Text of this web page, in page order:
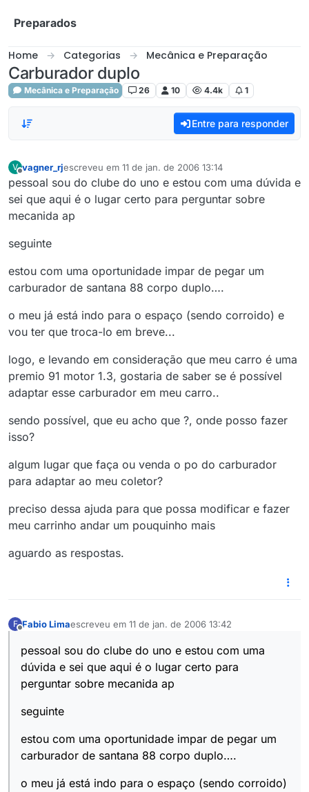
Preparados
Home Categorias Mecânica e Preparação
Carburador duplo
Mecânica e Preparação 26 10 4.4k 1
Entre para responder
V
Offline
vagner_rjescreveu em 11 de jan. de 2006 13:14
última edição por
pessoal sou do clube do uno e estou com uma dúvida e
sei que aqui é o lugar certo para perguntar sobre
mecanida ap
seguinte
estou com uma oportunidade impar de pegar um
carburador de santana 88 corpo duplo….
o meu já está indo para o espaço (sendo corroido) e
vou ter que troca-lo em breve...
logo, e levando em consideração que meu carro é uma
premio 91 motor 1.3, gostaria de saber se é possível
adaptar esse carburador em meu carro..
sendo possível, que eu acho que ?, onde posso fazer
isso?
algum lugar que faça ou venda o po do carburador
para adaptar ao meu coletor?
preciso dessa ajuda para que possa modificar e fazer
meu carrinho andar um pouquinho mais
aguardo as respostas.
F Fabio Limaescreveu em 11 de jan. de 2006 13:42
última edição por
pessoal sou do clube do uno e estou com uma
dúvida e sei que aqui é o lugar certo para
perguntar sobre mecanida ap
seguinte
estou com uma oportunidade impar de pegar um
carburador de santana 88 corpo duplo….
o meu já está indo para o espaço (sendo corroido)